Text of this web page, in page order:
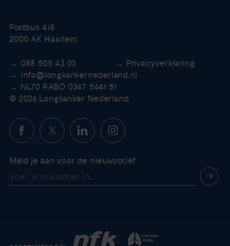
Postbus 418
2000 AK Haarlem
088 505 43 03
Privacyverklaring
info@longkankernederland.nl
NL70 RABO 0347 5641 51
© 2026 Longkanker Nederland
Meld je aan voor de nieuwsbrief